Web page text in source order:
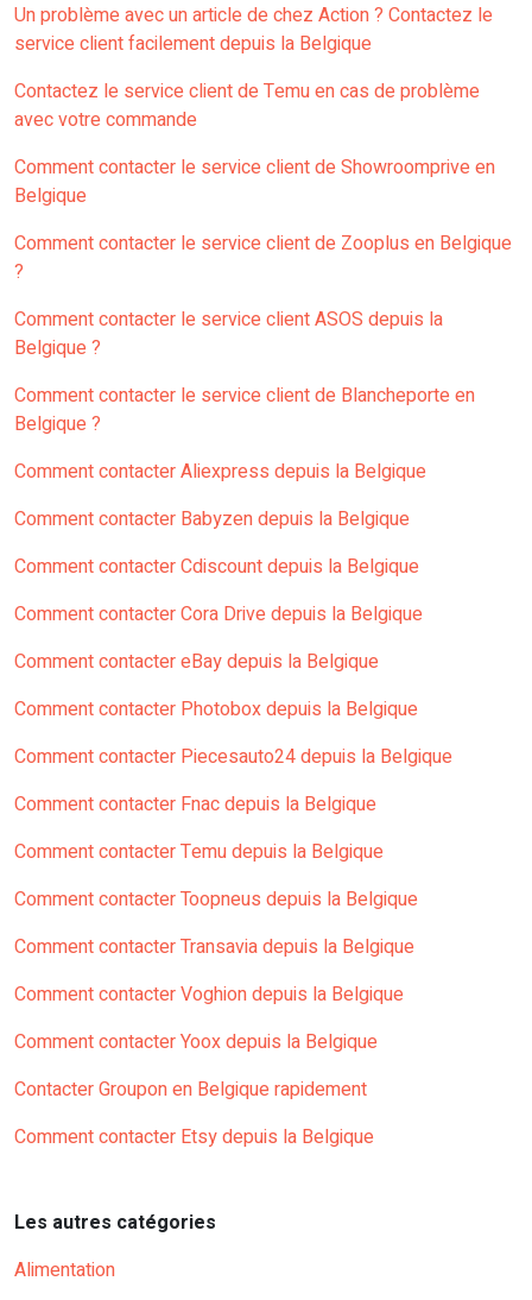
Un problème avec un article de chez Action ? Contactez le
service client facilement depuis la Belgique
Contactez le service client de Temu en cas de problème
avec votre commande
Comment contacter le service client de Showroomprive en
Belgique
Comment contacter le service client de Zooplus en Belgique
?
Comment contacter le service client ASOS depuis la
Belgique ?
Comment contacter le service client de Blancheporte en
Belgique ?
Comment contacter Aliexpress depuis la Belgique
Comment contacter Babyzen depuis la Belgique
Comment contacter Cdiscount depuis la Belgique
Comment contacter Cora Drive depuis la Belgique
Comment contacter eBay depuis la Belgique
Comment contacter Photobox depuis la Belgique
Comment contacter Piecesauto24 depuis la Belgique
Comment contacter Fnac depuis la Belgique
Comment contacter Temu depuis la Belgique
Comment contacter Toopneus depuis la Belgique
Comment contacter Transavia depuis la Belgique
Comment contacter Voghion depuis la Belgique
Comment contacter Yoox depuis la Belgique
Contacter Groupon en Belgique rapidement
Comment contacter Etsy depuis la Belgique
Les autres catégories
Alimentation